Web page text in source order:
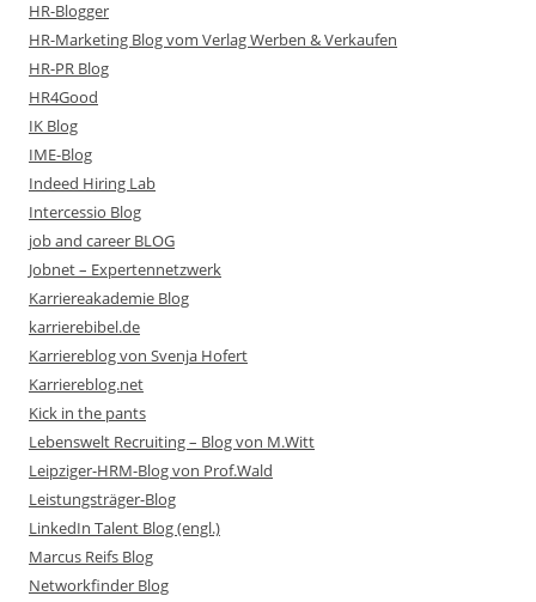
HR-Blogger
HR-Marketing Blog vom Verlag Werben & Verkaufen
HR-PR Blog
HR4Good
IK Blog
IME-Blog
Indeed Hiring Lab
Intercessio Blog
job and career BLOG
Jobnet – Expertennetzwerk
Karriereakademie Blog
karrierebibel.de
Karriereblog von Svenja Hofert
Karriereblog.net
Kick in the pants
Lebenswelt Recruiting – Blog von M.Witt
Leipziger-HRM-Blog von Prof.Wald
Leistungsträger-Blog
LinkedIn Talent Blog (engl.)
Marcus Reifs Blog
Networkfinder Blog